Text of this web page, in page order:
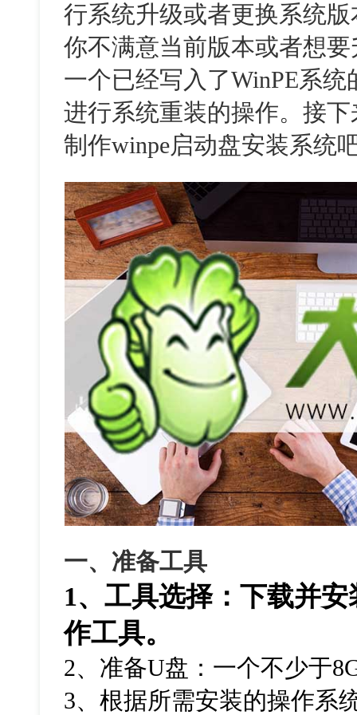
行系统升级或者更换系统
你不满意当前版本或者想
一个已经写入了WinPE系
进行系统重装的操作。接
制作winpe启动盘安装系统
一、准备工具
1、工具选择：下载并安
作工具。
2、准备U盘：一个不少于
3、根据所需安装的操作系